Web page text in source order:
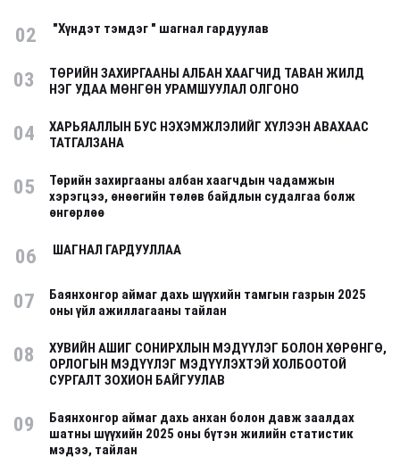
02 "Хүндэт тэмдэг " шагнал гардуулав
03
ТӨРИЙН ЗАХИРГААНЫ АЛБАН ХААГЧИД ТАВАН ЖИЛД
НЭГ УДАА МӨНГӨН УРАМШУУЛАЛ ОЛГОНО
04
ХАРЬЯАЛЛЫН БУС НЭХЭМЖЛЭЛИЙГ ХҮЛЭЭН АВАХААС
ТАТГАЛЗАНА
05
Төрийн захиргааны албан хаагчдын чадамжын
хэрэгцээ, өнөөгийн төлөв байдлын судалгаа болж
өнгөрлөө
06 ШАГНАЛ ГАРДУУЛЛАА
07
Баянхонгор аймаг дахь шүүхийн тамгын газрын 2025
оны үйл ажиллагааны тайлан
08
ХУВИЙН АШИГ СОНИРХЛЫН МЭДҮҮЛЭГ БОЛОН ХӨРӨНГӨ,
ОРЛОГЫН МЭДҮҮЛЭГ МЭДҮҮЛЭХТЭЙ ХОЛБООТОЙ
СУРГАЛТ ЗОХИОН БАЙГУУЛАВ
09
Баянхонгор аймаг дахь анхан болон давж заалдах
шатны шүүхийн 2025 оны бүтэн жилийн статистик
мэдээ, тайлан